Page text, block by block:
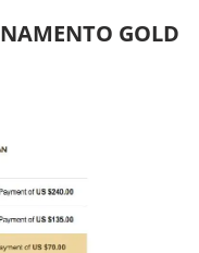
GOLD